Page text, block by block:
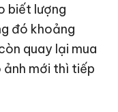
biết lượng
đó khoảng
quay lại mua
ảnh mới thì tiếp